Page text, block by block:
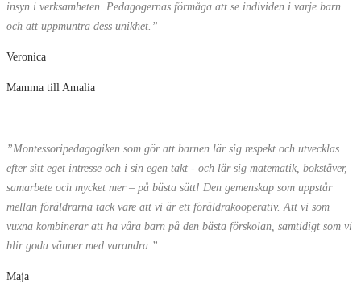
insyn i verksamheten. Pedagogernas förmåga att se individen i varje barn
och att uppmuntra dess unikhet.”
Veronica
Mamma till Amalia
”Montessoripedagogiken som gör att barnen lär sig respekt och utvecklas
efter sitt eget intresse och i sin egen takt - och lär sig matematik, bokstäver,
samarbete och mycket mer – på bästa sätt! Den gemenskap som uppstår
mellan föräldrarna tack vare att vi är ett föräldrakooperativ. Att vi som
vuxna kombinerar att ha våra barn på den bästa förskolan, samtidigt som vi
blir goda vänner med varandra.”
Maja